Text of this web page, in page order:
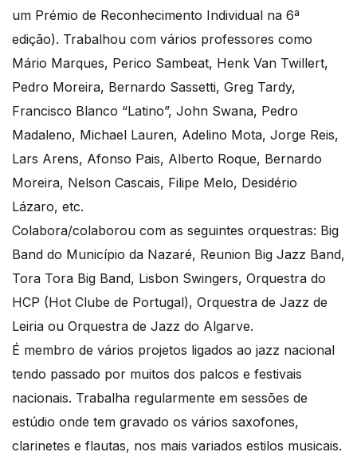
um Prémio de Reconhecimento Individual na 6ª
edição). Trabalhou com vários professores como
Mário Marques, Perico Sambeat, Henk Van Twillert,
Pedro Moreira, Bernardo Sassetti, Greg Tardy,
Francisco Blanco “Latino”, John Swana, Pedro
Madaleno, Michael Lauren, Adelino Mota, Jorge Reis,
Lars Arens, Afonso Pais, Alberto Roque, Bernardo
Moreira, Nelson Cascais, Filipe Melo, Desidério
Lázaro, etc.
Colabora/colaborou com as seguintes orquestras: Big
Band do Município da Nazaré, Reunion Big Jazz Band,
Tora Tora Big Band, Lisbon Swingers, Orquestra do
HCP (Hot Clube de Portugal), Orquestra de Jazz de
Leiria ou Orquestra de Jazz do Algarve.
É membro de vários projetos ligados ao jazz nacional
tendo passado por muitos dos palcos e festivais
nacionais. Trabalha regularmente em sessões de
estúdio onde tem gravado os vários saxofones,
clarinetes e flautas, nos mais variados estilos musicais.